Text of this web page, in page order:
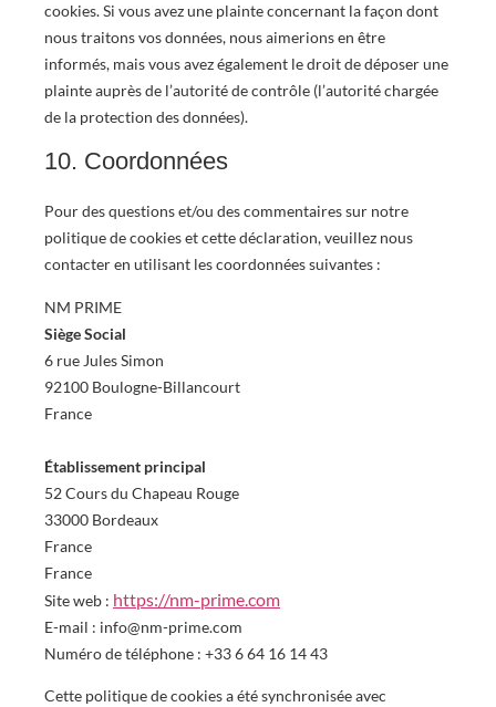
cookies. Si vous avez une plainte concernant la façon dont
nous traitons vos données, nous aimerions en être
informés, mais vous avez également le droit de déposer une
plainte auprès de l’autorité de contrôle (l’autorité chargée
de la protection des données).
10. Coordonnées
Pour des questions et/ou des commentaires sur notre
politique de cookies et cette déclaration, veuillez nous
contacter en utilisant les coordonnées suivantes :
NM PRIME
Siège Social
6 rue Jules Simon
92100 Boulogne-Billancourt
France
Établissement principal
52 Cours du Chapeau Rouge
33000 Bordeaux
France
France
Site web : https://nm-prime.com
E-mail : info@nm-prime.com
Numéro de téléphone : +33 6 64 16 14 43
Cette politique de cookies a été synchronisée avec